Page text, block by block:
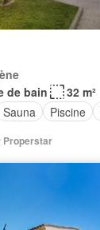
de bain
32 m²
Sauna Piscine
Properstar